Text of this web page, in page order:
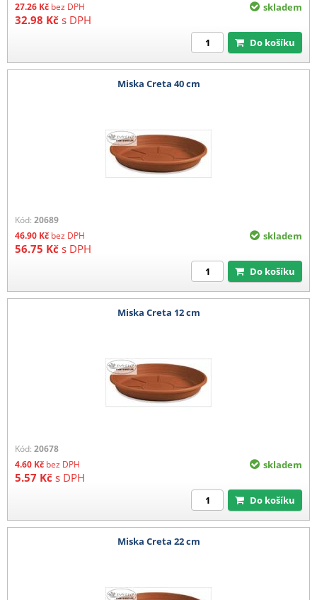
27.26 Kč bez DPH
32.98 Kč s DPH
skladem
Do košíku
Miska Creta 40 cm
Kód: 20689
46.90 Kč bez DPH
56.75 Kč s DPH
skladem
Do košíku
Miska Creta 12 cm
Kód: 20678
4.60 Kč bez DPH
5.57 Kč s DPH
skladem
Do košíku
Miska Creta 22 cm